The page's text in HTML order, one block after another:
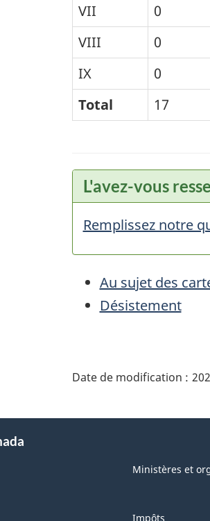
VII
0
VIII
0
IX
0
Total
17
L'avez-vous
Remplissez notre
Au sujet des
Désistement
de
page"
Date de modification :
Ministères et
Impôts